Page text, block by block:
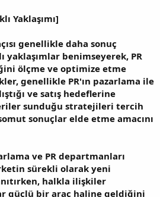
Yaklaşımı]
genellikle daha sonuç
yaklaşımlar benimseyerek, PR
ölçme ve optimize etme
genellikle PR'ın pazarlama ile
ve satış hedeflerine
sunduğu stratejileri tercih
sonuçlar elde etme amacını
ve PR departmanları
sürekli olarak yeni
halkla ilişkiler
güçlü bir araç haline geldiğini